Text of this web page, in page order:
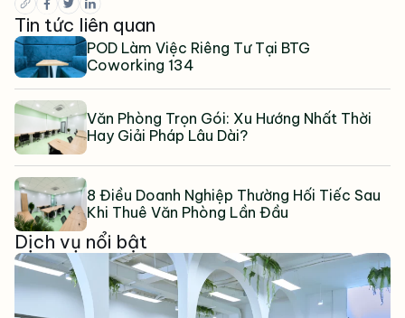
Tin tức liên quan
POD Làm Việc Riêng Tư Tại BTG
Coworking 134
Văn Phòng Trọn Gói: Xu Hướng Nhất Thời
Hay Giải Pháp Lâu Dài?
8 Điều Doanh Nghiệp Thường Hối Tiếc Sau
Khi Thuê Văn Phòng Lần Đầu
Dịch vụ nổi bật